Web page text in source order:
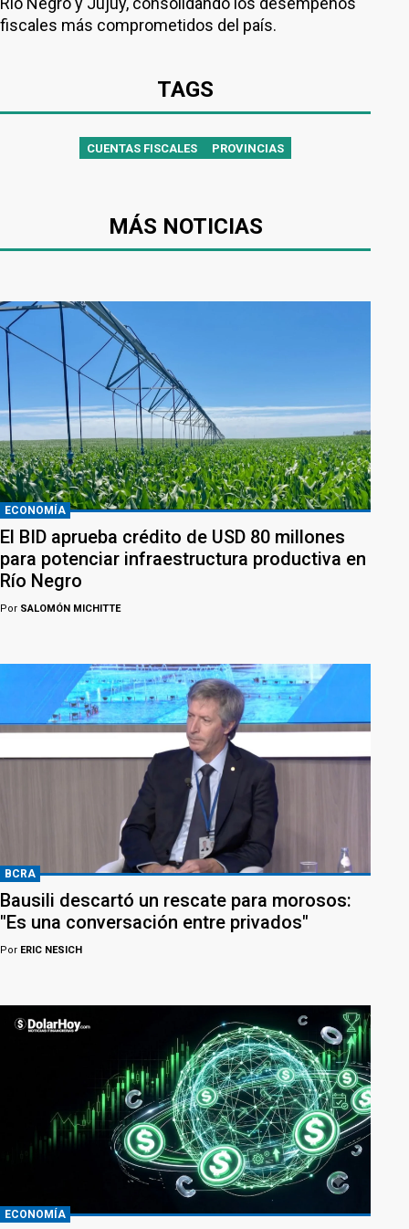
fiscales más comprometidos del país.
TAGS
CUENTAS FISCALES PROVINCIAS
MÁS NOTICIAS
ECONOMÍA
El BID aprueba crédito de USD 80 millones
para potenciar infraestructura productiva en
Río Negro
Por SALOMÓN MICHITTE
BCRA
Bausili descartó un rescate para morosos:
"Es una conversación entre privados"
Por ERIC NESICH
ECONOMÍA